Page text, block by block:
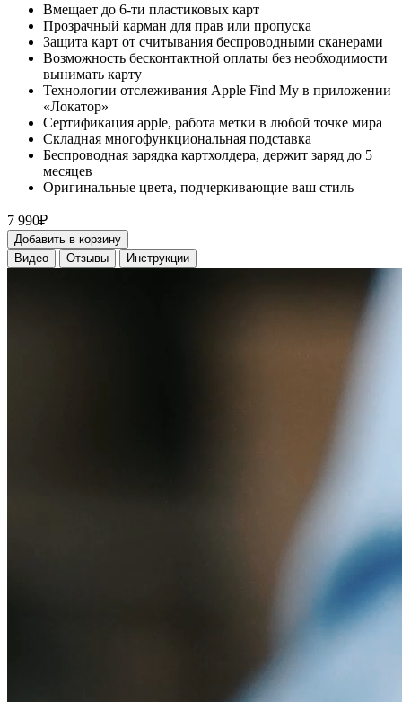
Вмещает до 6-ти пластиковых карт
Прозрачный карман для прав или пропуска
Защита карт от считывания беспроводными сканерами
Возможность бесконтактной оплаты без необходимости
вынимать карту
Технологии отслеживания Apple Find My в приложении
«Локатор»
Сертификация apple, работа метки в любой точке мира
Складная многофункциональная подставка
Беспроводная зарядка картхолдера, держит заряд до 5
месяцев
Оригинальные цвета, подчеркивающие ваш стиль
7 990₽
Добавить в корзину
Видео
Отзывы Инструкции